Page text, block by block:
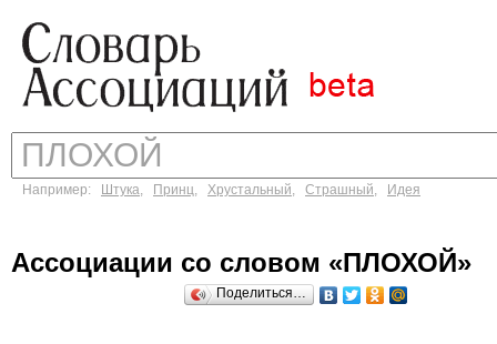
Например: Штука, Принц, Хрустальный, Страшный, Идея
Ассоциации со словом «ПЛОХОЙ»
Поделиться…